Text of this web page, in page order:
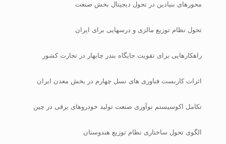
محورهای بنیادین در تحول دیجیتال بخش صنعت
تحول نظام توزیع مالزی و درسهایی برای ایران
راهکارهایی برای تقویت جایگاه بندر چابهار در تجارت کشور
اثرات کاربست فناوری های نسل چهارم در بخش معدن ایران
تکامل اکوسیستم نوآوری صنعت تولید خودروهای برقی در چین
الگوی تحول ساختاری نظام توزیع هندوستان